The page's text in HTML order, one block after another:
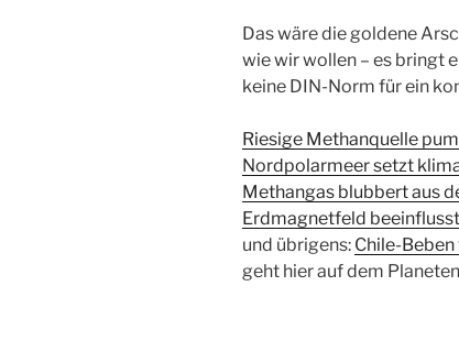
Das wäre die goldene
wie wir wollen – es bringt
keine DIN-Norm für ein
Riesige Methanquelle
Nordpolarmeer setzt
Methangas blubbert aus
Erdmagnetfeld
und übrigens: Chile-
geht hier auf dem